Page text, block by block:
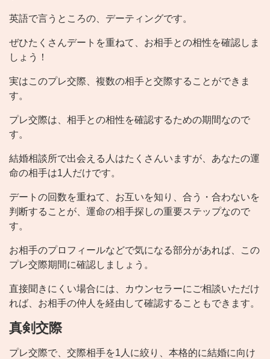
英語で言うところの、デーティングです。
ぜひたくさんデートを重ねて、お相手との相性を確認しま
しょう！
実はこのプレ交際、複数の相手と交際することができま
す。
プレ交際は、相手との相性を確認するための期間なので
す。
結婚相談所で出会える人はたくさんいますが、あなたの運
命の相手は1人だけです。
デートの回数を重ねて、お互いを知り、合う・合わないを
判断することが、運命の相手探しの重要ステップなので
す。
お相手のプロフィールなどで気になる部分があれば、この
プレ交際期間に確認しましょう。
直接聞きにくい場合には、カウンセラーにご相談いただけ
れば、お相手の仲人を経由して確認することもできます。
真剣交際
プレ交際で、交際相手を1人に絞り、本格的に結婚に向け